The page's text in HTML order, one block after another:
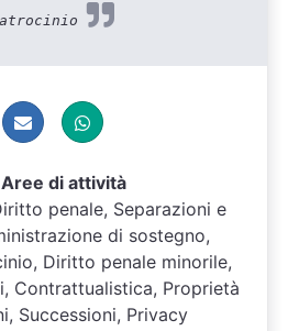
Aree di attività
penale, Separazioni e
di sostegno,
Diritto penale minorile,
Contrattualistica, Proprietà
Successioni, Privacy